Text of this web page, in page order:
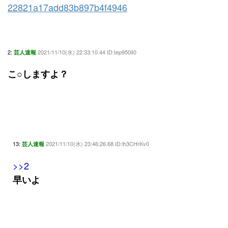
22821a17add83b897b4f4946
2: 芸人速報 2021/11/10(水) 22:33:10.44 ID:Iep950iI0
こ○しますよ？
13: 芸人速報 2021/11/10(水) 23:46:26.68 ID:lh3CHrKv0
>>2
早いよ